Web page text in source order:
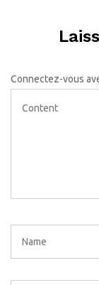
Connectez-vous